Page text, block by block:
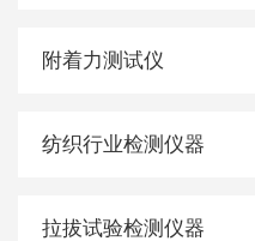
附着力测试仪
纺织行业检测仪器
拉拔试验检测仪器